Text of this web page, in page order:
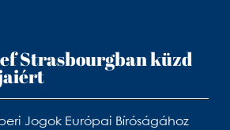
Strasbourgban küzd
Jogok Európai Bíróságához